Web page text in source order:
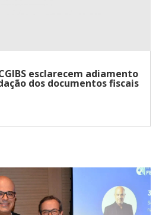
esclarecem adiamento
dos documentos fiscais